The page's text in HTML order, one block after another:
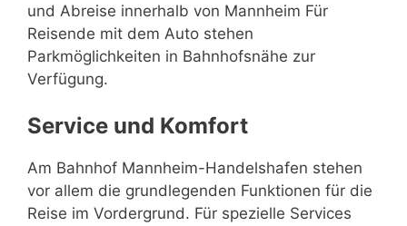
und Abreise innerhalb von Mannheim Für
Reisende mit dem Auto stehen
Parkmöglichkeiten in Bahnhofsnähe zur
Verfügung.
Service und Komfort
Am Bahnhof Mannheim-Handelshafen stehen
vor allem die grundlegenden Funktionen für die
Reise im Vordergrund. Für spezielle Services